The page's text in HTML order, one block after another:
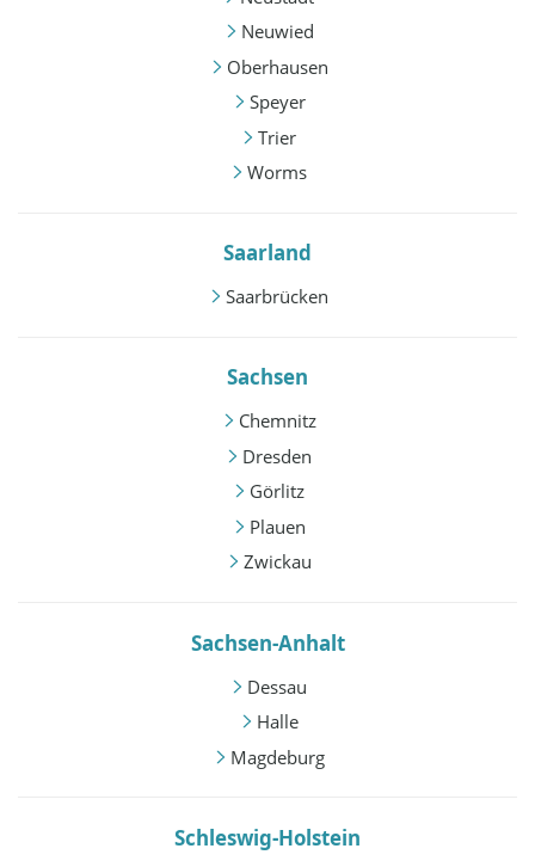
Neuwied
Oberhausen
Speyer
Trier
Worms
Saarland
Saarbrücken
Sachsen
Chemnitz
Dresden
Görlitz
Plauen
Zwickau
Sachsen-Anhalt
Dessau
Halle
Magdeburg
Schleswig-Holstein